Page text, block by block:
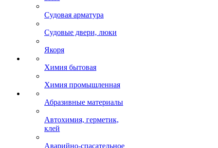
Судовая арматура
Судовые двери, люки
Якоря
Химия бытовая
Химия промышленная
Абразивные материалы
Автохимия, герметик,
клей
Аварийно-спасательное